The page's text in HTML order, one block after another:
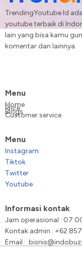
TrendingYoutube Id
youtube terbaik di
lain yang bisa kamu
komentar dan lainnya.
Menu
Home
Price
Blogs
Customer service
Menu
Instagram
Tiktok
Twitter
Youtube
Informasi kontak
Jam operasional :
Kontak admin : +62
Email :